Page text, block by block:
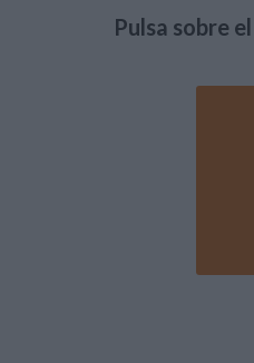
Pulsa sobre